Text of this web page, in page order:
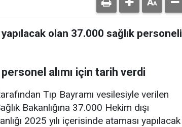
olan 37.000 sağlık personeli
personel alımı için tarih verdi
Tıp Bayramı vesilesiyle verilen
Bakanlığına 37.000 Hekim dışı
2025 yılı içerisinde ataması yapılacak